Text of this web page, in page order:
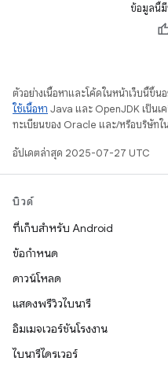
ข้อมูลนี้มี
ตัวอย่างเนื้อหาและโค้ดในหน้าเว็บนี้ขึ้
ใช้เนื้อหา Java และ OpenJDK เป็นเค
ทะเบียนของ Oracle และ/หรือบริษัทใ
อัปเดตล่าสุด 2025-07-27 UTC
บิวด์
ที่เก็บสำหรับ Android
ข้อกำหนด
ดาวน์โหลด
แสดงพรีวิวไบนารี
อิมเมจเวอร์ชันโรงงาน
ไบนารีไดรเวอร์